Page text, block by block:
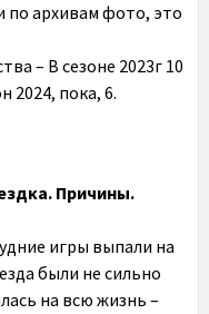
по архивам фото, это
– В сезоне 2023г 10
2024, пока, 6.
Причины.
игры выпали на
были не сильно
на всю жизнь –